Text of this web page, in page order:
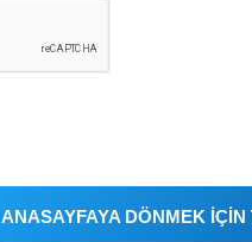
ANASAYFAYA DÖNMEK İÇİN